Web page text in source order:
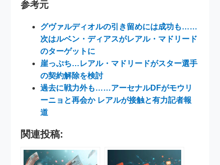
参考元
グヴァルディオルの引き留めには成功も……
次はルベン・ディアスがレアル・マドリード
のターゲットに
崖っぷち…レアル・マドリードがスター選手
の契約解除を検討
過去に戦力外も……アーセナルDFがモウリ
ーニョと再会か レアルが接触と有力記者報
道
関連投稿: